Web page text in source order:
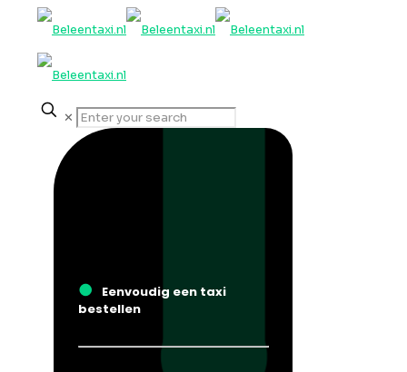
✕
●
Eenvoudig een taxi
bestellen